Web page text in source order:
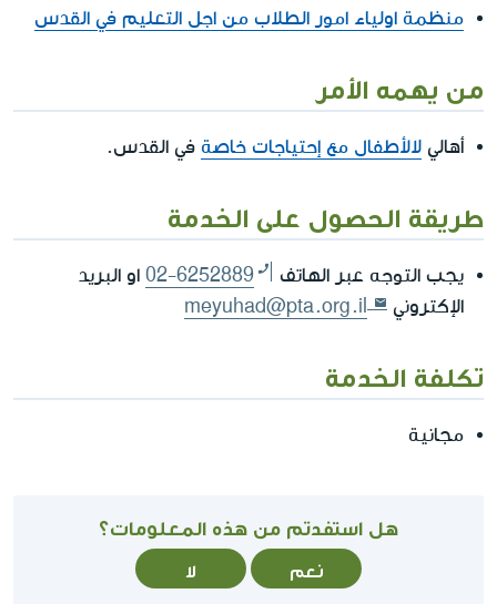
منظمة اولياء امور الطلاب من اجل التعليم في القدس
من يهمه الأمر
أهالي لالأطفال مع إحتياجات خاصة في القدس.
طريقة الحصول على الخدمة
يجب التوجه عبر الهاتف 02-6252889 او البريد
الإكتروني
meyuhad@pta.org.il
تكلفة الخدمة
مجانية
هل استفدتم من هذه المعلومات؟
نعم لا